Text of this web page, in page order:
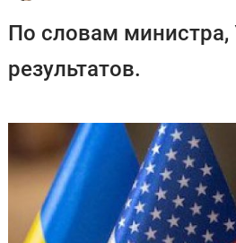
По словам министра,
результатов.